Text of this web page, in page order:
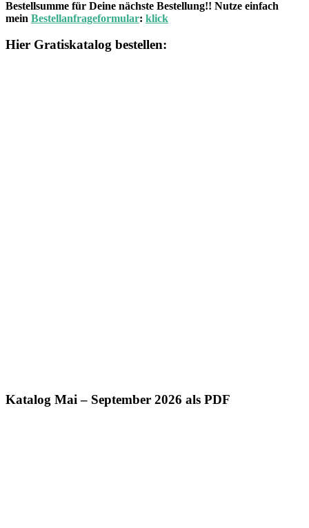
Bestellsumme für Deine nächste Bestellung!! Nutze einfach
mein Bestellanfrageformular: klick
Hier Gratiskatalog bestellen:
Katalog Mai – September 2026 als PDF